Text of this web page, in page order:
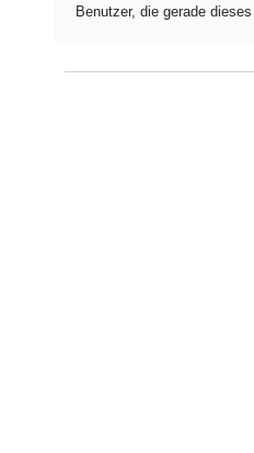
Benutzer, die gerade